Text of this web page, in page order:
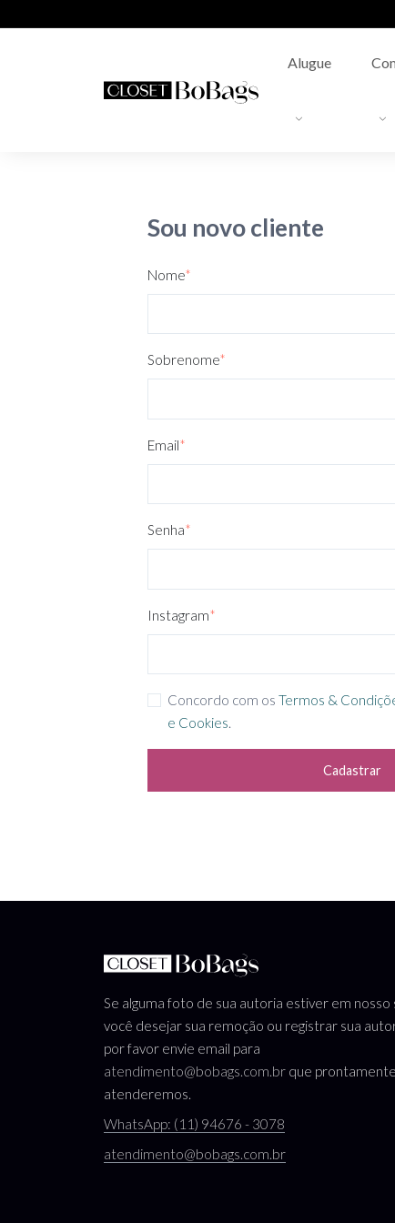
Alugue
Sou novo cliente
Nome*
Sobrenome*
Email*
Senha*
Instagram*
Concordo com osTermos &
e Cookies.
Cadastrar
Se alguma foto de sua autoria estiver em nosso
você desejar sua remoção ou registrar sua
por favor envie email para
atendimento@bobags.com.br que
atenderemos.
WhatsApp: (11) 94676 - 3078
atendimento@bobags.com.br